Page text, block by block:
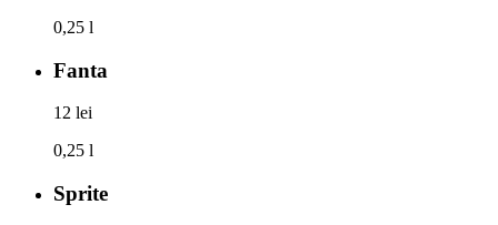
0,25 l
Fanta
12 lei
0,25 l
Sprite